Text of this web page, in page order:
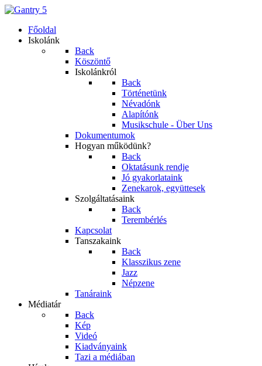
Főoldal
Iskolánk
Back
Köszöntő
Iskolánkról
Back
Történetünk
Névadónk
Alapítónk
Musikschule - Über Uns
Dokumentumok
Hogyan működünk?
Back
Oktatásunk rendje
Jó gyakorlataink
Zenekarok, együttesek
Szolgáltatásaink
Back
Terembérlés
Kapcsolat
Tanszakaink
Back
Klasszikus zene
Jazz
Népzene
Tanáraink
Médiatár
Back
Kép
Videó
Kiadványaink
Tazi a médiában